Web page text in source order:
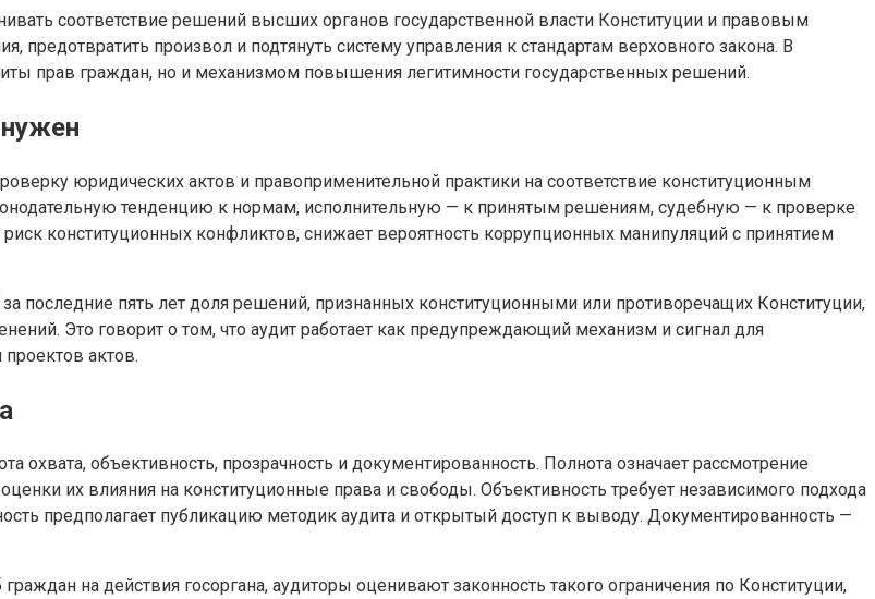
соответствие решений высших органов государственной власти Конституции и правовым
произвол и подтянуть систему управления к стандартам верховного закона. В
прав граждан, но и механизмом повышения легитимности государственных решений.
юридических актов и правоприменительной практики на соответствие конституционным
тенденцию к нормам, исполнительную — к принятым решениям, судебную — к проверке
конституционных конфликтов, снижает вероятность коррупционных манипуляций с принятием
последние пять лет доля решений, признанных конституционными или противоречащих Конституции,
Это говорит о том, что аудит работает как предупреждающий механизм и сигнал для
актов.
объективность, прозрачность и документированность. Полнота означает рассмотрение
их влияния на конституционные права и свободы. Объективность требует независимого подхода
предполагает публикацию методик аудита и открытый доступ к выводу. Документированность —
на действия госоргана, аудиторы оценивают законность такого ограничения по Конституции,